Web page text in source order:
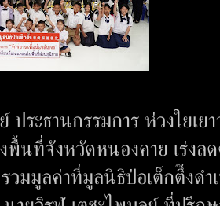
ระธานกรรมการ ห่วงใยเย
นที่จังหวัดหนองคาย เร่งล
วมมูลค่าที่มูลนิธิป่อเต็กตึ๊งดำ